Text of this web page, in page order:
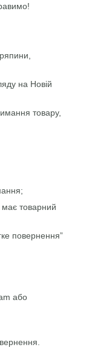
на Новій
товару,
має товарний
повернення”
або